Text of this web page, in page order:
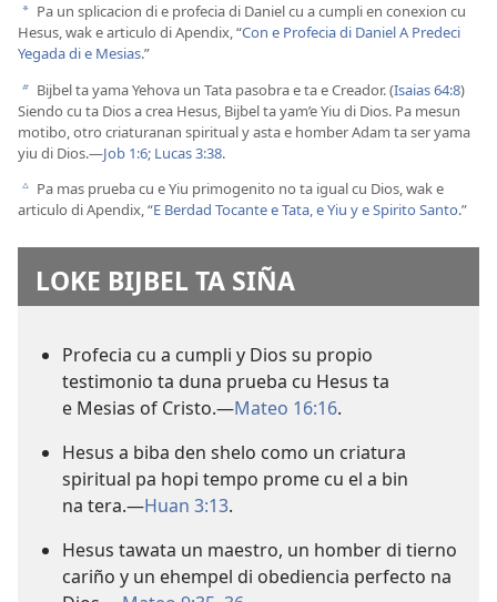
a Pa un splicacion di e profecia di Daniel cu a cumpli en conexion cu
Hesus, wak e articulo di Apendix, “Con e Profecia di Daniel A Predeci
Yegada di e Mesias.”
b Bijbel ta yama Yehova un Tata pasobra e ta e Creador. (Isaias 64:8)
Siendo cu ta Dios a crea Hesus, Bijbel ta yam’e Yiu di Dios. Pa mesun
motibo, otro criaturanan spiritual y asta e homber Adam ta ser yama
yiu di Dios.—Job 1:6; Lucas 3:38.
c Pa mas prueba cu e Yiu primogenito no ta igual cu Dios, wak e
articulo di Apendix, “E Berdad Tocante e Tata, e Yiu y e Spirito Santo.”
LOKE BIJBEL TA SIÑA
Profecia cu a cumpli y Dios su propio
testimonio ta duna prueba cu Hesus ta
e Mesias of Cristo.—Mateo 16:16.
Hesus a biba den shelo como un criatura
spiritual pa hopi tempo prome cu el a bin
na tera.—Huan 3:13.
Hesus tawata un maestro, un homber di tierno
cariño y un ehempel di obediencia perfecto na